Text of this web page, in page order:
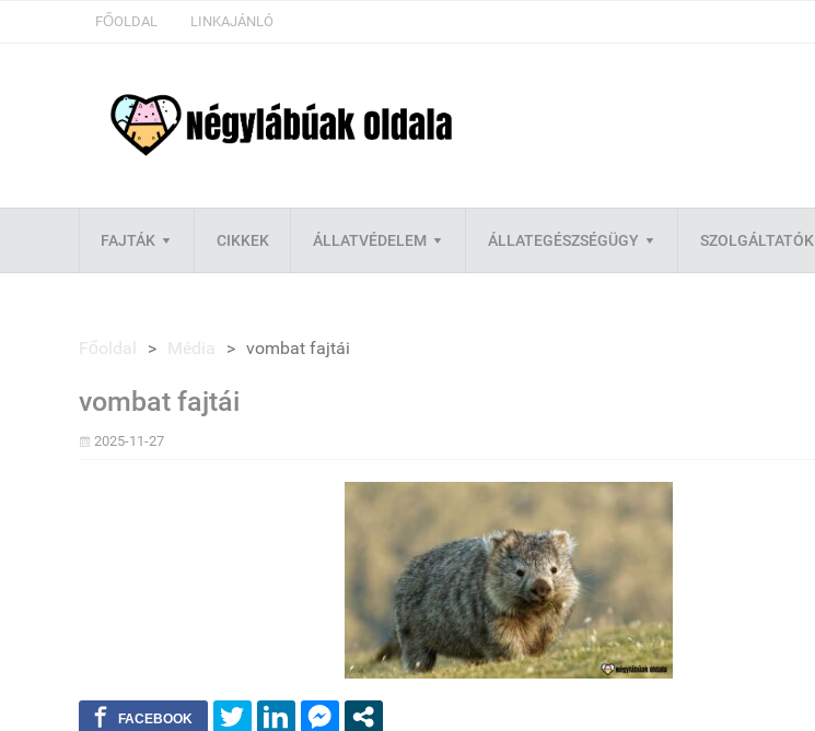
FŐOLDAL LINKAJÁNLÓ
FAJTÁK CIKKEK ÁLLATVÉDELEM ÁLLATEGÉSZSÉGÜGY SZOLGÁLTATÓK
Főoldal > Média > vombat fajtái
vombat fajtái
2025-11-27